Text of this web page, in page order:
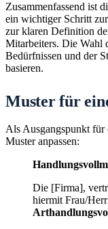
Zusammenfassend ist
ein wichtiger Schritt
zur klaren Definition
Mitarbeiters. Die Wahl
Bedürfnissen und der
basieren.
Muster für
Als Ausgangspunkt für
Muster anpassen:
Die [Firma],
hiermit Frau/